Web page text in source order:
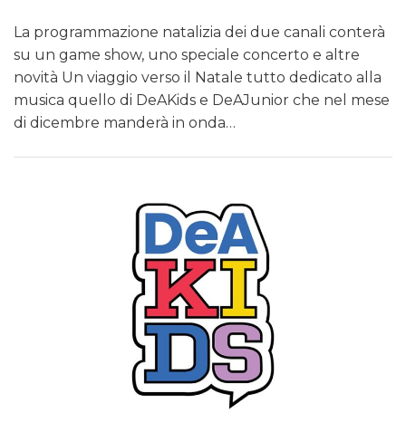
La programmazione natalizia dei due canali conterà
su un game show, uno speciale concerto e altre
novità Un viaggio verso il Natale tutto dedicato alla
musica quello di DeAKids e DeAJunior che nel mese
di dicembre manderà in onda…